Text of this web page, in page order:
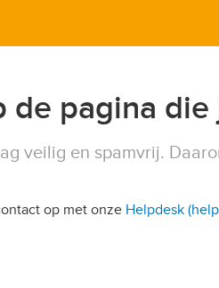
de pagina
veilig en spamvrij.
op met onze Helpdesk